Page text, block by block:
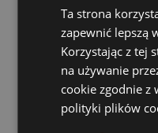
Ta strona
zapewnić lepszą
Korzystając z tej
na używanie
cookie zgodnie z
polityki plików